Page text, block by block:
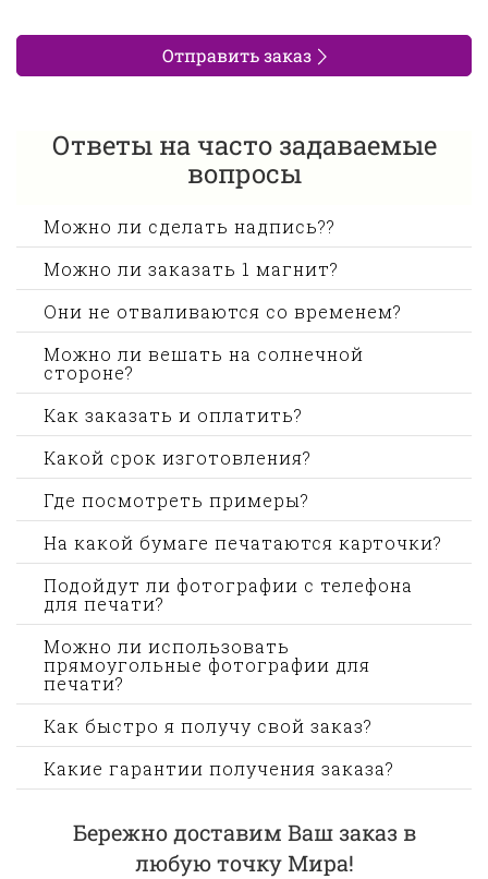
Отправить заказ
Ответы на часто задаваемые
вопросы
Можно ли сделать надпись??
Можно ли заказать 1 магнит?
Они не отваливаются со временем?
Можно ли вешать на солнечной
стороне?
Как заказать и оплатить?
Какой срок изготовления?
Где посмотреть примеры?
На какой бумаге печатаются карточки?
Подойдут ли фотографии с телефона
для печати?
Можно ли использовать
прямоугольные фотографии для
печати?
Как быстро я получу свой заказ?
Какие гарантии получения заказа?
Бережно доставим Ваш заказ в
любую точку Мира!